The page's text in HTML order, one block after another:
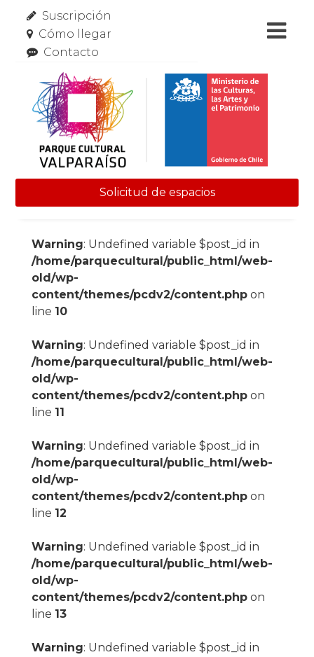
Suscripción
Cómo llegar
Contacto
Solicitud de espacios
Warning: Undefined variable $post_id in
/home/parquecultural/public_html/web-
old/wp-
content/themes/pcdv2/content.phpon
line 10
Warning: Undefined variable $post_id in
/home/parquecultural/public_html/web-
old/wp-
content/themes/pcdv2/content.phpon
line 11
Warning: Undefined variable $post_id in
/home/parquecultural/public_html/web-
old/wp-
content/themes/pcdv2/content.phpon
line 12
Warning: Undefined variable $post_id in
/home/parquecultural/public_html/web-
old/wp-
content/themes/pcdv2/content.phpon
line 13
Warning: Undefined variable $post_id in